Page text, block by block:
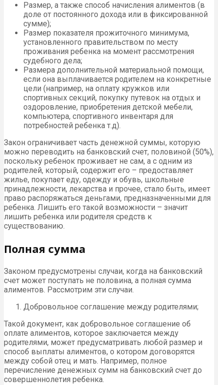
Размер, а также способ начисления алиментов (в
доле от постоянного дохода или в фиксированной
сумме);
Размер показателя прожиточного минимума,
установленного правительством по месту
проживания ребенка на момент рассмотрения
судебного дела;
Размера дополнительной материальной помощи,
если она выплачивается родителем на конкретные
цели (например, на оплату кружков или
спортивных секций, покупку путевок на отдых и
оздоровление, приобретения детской мебели,
компьютера, спортивного инвентаря для
потребностей ребенка т.д).
Закон ограничивает часть денежной суммы, которую
можно переводить на банковский счет, половиной (50%),
поскольку ребенок проживает не сам, а с одним из
родителей, который, содержит его – предоставляет
жилье, покупает еду, одежду и обувь, школьные
принадлежности, лекарства и прочее, стало быть, имеет
право распоряжаться деньгами, предназначенными для
ребенка. Лишить его такой возможности – значит
лишить ребенка или родителя средств к
существованию.
Полная сумма
Законом предусмотрены случаи, когда на банковский
счет может поступать не половина, а полная сумма
алиментов. Рассмотрим эти случаи.
Добровольное соглашение между родителями;
Такой документ, как добровольное соглашение об
оплате алиментов, которое заключается между
родителями, может предусматривать любой размер и
способ выплаты алиментов, о котором договорятся
между собой отец и мать. Например, полное
перечисление денежных сумм на банковский счет до
совершеннолетия ребенка.